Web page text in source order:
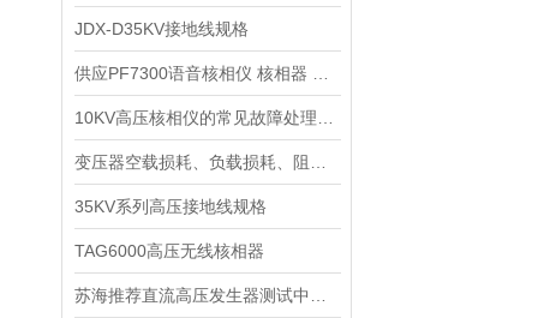
JDX-D35KV接地线规格
35KV系列高压接地线规格
TAG6000高压无线核相器